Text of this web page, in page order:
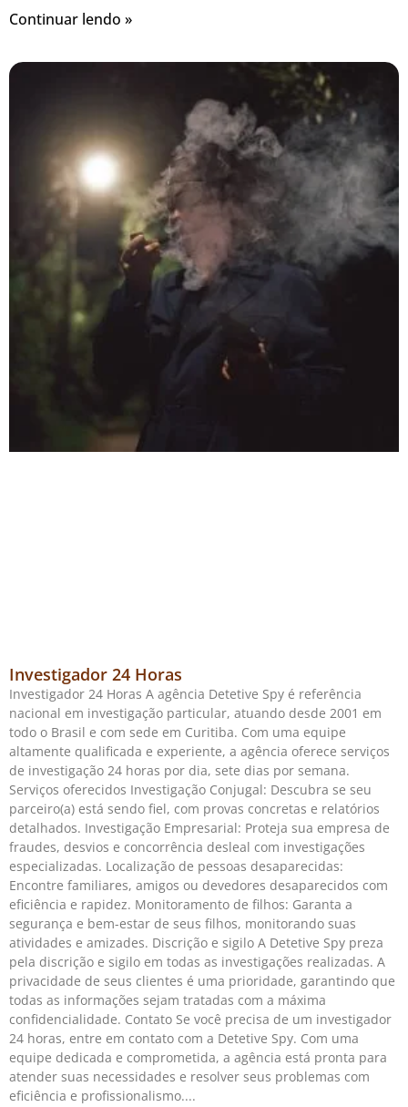
Continuar lendo »
Investigador 24 Horas
Investigador 24 Horas A agência Detetive Spy é referência
nacional em investigação particular, atuando desde 2001 em
todo o Brasil e com sede em Curitiba. Com uma equipe
altamente qualificada e experiente, a agência oferece serviços
de investigação 24 horas por dia, sete dias por semana.
Serviços oferecidos Investigação Conjugal: Descubra se seu
parceiro(a) está sendo fiel, com provas concretas e relatórios
detalhados. Investigação Empresarial: Proteja sua empresa de
fraudes, desvios e concorrência desleal com investigações
especializadas. Localização de pessoas desaparecidas:
Encontre familiares, amigos ou devedores desaparecidos com
eficiência e rapidez. Monitoramento de filhos: Garanta a
segurança e bem-estar de seus filhos, monitorando suas
atividades e amizades. Discrição e sigilo A Detetive Spy preza
pela discrição e sigilo em todas as investigações realizadas. A
privacidade de seus clientes é uma prioridade, garantindo que
todas as informações sejam tratadas com a máxima
confidencialidade. Contato Se você precisa de um investigador
24 horas, entre em contato com a Detetive Spy. Com uma
equipe dedicada e comprometida, a agência está pronta para
atender suas necessidades e resolver seus problemas com
eficiência e profissionalismo.